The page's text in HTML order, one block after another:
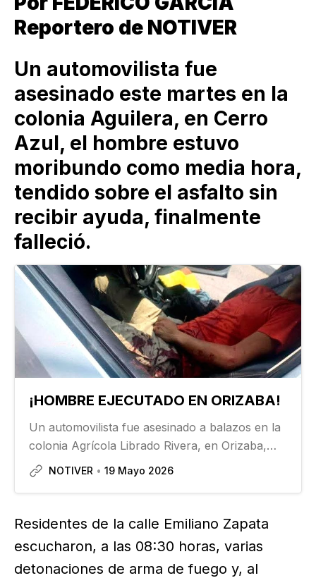
Reportero de NOTIVER
Un automovilista fue
asesinado este martes en la
colonia Aguilera, en Cerro
Azul, el hombre estuvo
moribundo como media hora,
tendido sobre el asfalto sin
recibir ayuda, finalmente
falleció.
¡HOMBRE EJECUTADO EN ORIZABA!
Un automovilista fue asesinado a balazos en la
colonia Agrícola Librado Rivera, en Orizaba,
una mujer que acompañaba a la víctima resultó
acercaron a un automóvil…
NOTIVER 19 Mayo 2026
Residentes de la calle Emiliano Zapata
escucharon, a las 08:30 horas, varias
detonaciones de arma de fuego y, al